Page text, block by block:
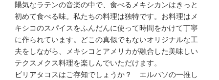
陽気なラテンの音楽の中で、食べるメキシカンはきっと
初めて食べる味。私たちの料理は独特です。お料理はメ
キシコのスパイスをふんだんに使って時間をかけて丁寧
に作られています。どこの真似でもないオリジナルな工
夫をしながら、メキシコとアメリカが融合した美味しい
テクスメクス料理を楽しんでいただけます。
ビリアタコスはご存知でしょうか？ エルパソの一推し